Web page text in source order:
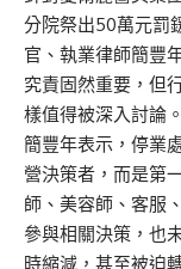
分院祭出50萬元罰
官、執業律師簡豐
究責固然重要，但
樣值得被深入討論。
簡豐年表示，停業
營決策者，而是第
師、美容師、客服
參與相關決策，也
時縮減，甚至被迫